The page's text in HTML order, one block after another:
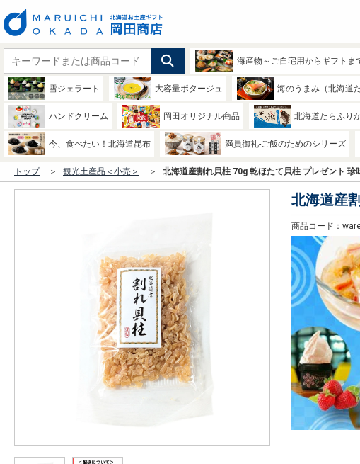
海産物～ご自宅用からギフトま
雪ジェラート 大容量ポタージュ 海のうまみ（北海道
ハンドクリーム 岡田オリジナル商品 北海道たらふり
今、食べたい！北海道昆布 満員御礼-ご飯のためのシリーズ
トップ 観光土産品＜小売＞ 北海道産割れ貝柱 70g 乾ほたて貝柱 プレゼント 珍
北海道産
商品コード：